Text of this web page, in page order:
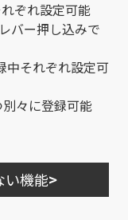
ぞれ設定可能
バー押し込みで
それぞれ設定可
々に登録可能
い機能>